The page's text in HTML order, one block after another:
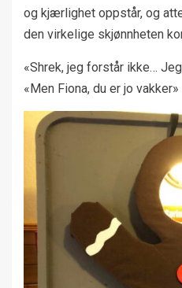
og kjærlighet oppstår, og
den virkelige skjønnheten
«Shrek, jeg forstår ikke…
«Men Fiona, du er jo vakker»